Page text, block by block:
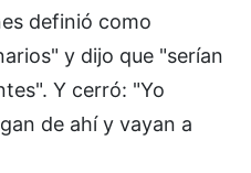
definió como
y dijo que "serían
Y cerró: "Yo
de ahí y vayan a